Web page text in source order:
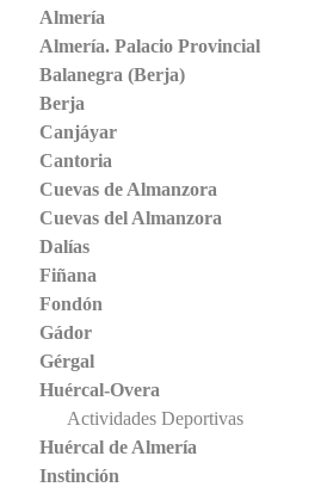
Almería
Almería. Palacio Provincial
Balanegra (Berja)
Berja
Canjáyar
Cantoria
Cuevas de Almanzora
Cuevas del Almanzora
Dalías
Fiñana
Fondón
Gádor
Gérgal
Huércal-Overa
Actividades Deportivas
Huércal de Almería
Instinción